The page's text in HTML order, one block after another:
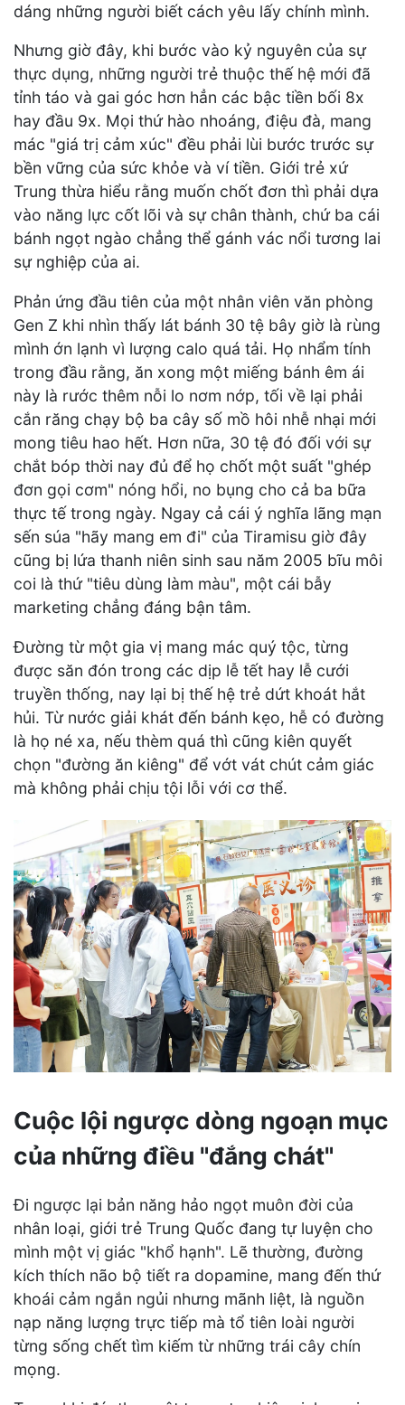
dáng những người biết cách yêu lấy chính mình.
Nhưng giờ đây, khi bước vào kỷ nguyên của sự
thực dụng, những người trẻ thuộc thế hệ mới đã
tỉnh táo và gai góc hơn hẳn các bậc tiền bối 8x
hay đầu 9x. Mọi thứ hào nhoáng, điệu đà, mang
mác "giá trị cảm xúc" đều phải lùi bước trước sự
bền vững của sức khỏe và ví tiền. Giới trẻ xứ
Trung thừa hiểu rằng muốn chốt đơn thì phải dựa
vào năng lực cốt lõi và sự chân thành, chứ ba cái
bánh ngọt ngào chẳng thể gánh vác nổi tương lai
sự nghiệp của ai.
Phản ứng đầu tiên của một nhân viên văn phòng
Gen Z khi nhìn thấy lát bánh 30 tệ bây giờ là rùng
mình ớn lạnh vì lượng calo quá tải. Họ nhẩm tính
trong đầu rằng, ăn xong một miếng bánh êm ái
này là rước thêm nỗi lo nơm nớp, tối về lại phải
cắn răng chạy bộ ba cây số mồ hôi nhễ nhại mới
mong tiêu hao hết. Hơn nữa, 30 tệ đó đối với sự
chắt bóp thời nay đủ để họ chốt một suất "ghép
đơn gọi cơm" nóng hổi, no bụng cho cả ba bữa
thực tế trong ngày. Ngay cả cái ý nghĩa lãng mạn
sến súa "hãy mang em đi" của Tiramisu giờ đây
cũng bị lứa thanh niên sinh sau năm 2005 bĩu môi
coi là thứ "tiêu dùng làm màu", một cái bẫy
marketing chẳng đáng bận tâm.
Đường từ một gia vị mang mác quý tộc, từng
được săn đón trong các dịp lễ tết hay lễ cưới
truyền thống, nay lại bị thế hệ trẻ dứt khoát hắt
hủi. Từ nước giải khát đến bánh kẹo, hễ có đường
là họ né xa, nếu thèm quá thì cũng kiên quyết
chọn "đường ăn kiêng" để vớt vát chút cảm giác
mà không phải chịu tội lỗi với cơ thể.
Cuộc lội ngược dòng ngoạn mục
của những điều "đắng chát"
Đi ngược lại bản năng hảo ngọt muôn đời của
nhân loại, giới trẻ Trung Quốc đang tự luyện cho
mình một vị giác "khổ hạnh". Lẽ thường, đường
kích thích não bộ tiết ra dopamine, mang đến thứ
khoái cảm ngắn ngủi nhưng mãnh liệt, là nguồn
nạp năng lượng trực tiếp mà tổ tiên loài người
từng sống chết tìm kiếm từ những trái cây chín
mọng.